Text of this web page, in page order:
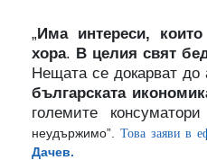
„Има интереси,
хора. В целия свят
Нещата се докарват до
българската
големите
неудържимо”. Това заяви в
Дачев.